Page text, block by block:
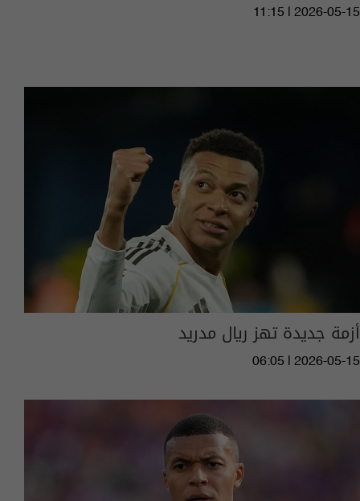
11:15 | 2026-05-15
أزمة جديدة تهز ريال مدريد
06:05 | 2026-05-15